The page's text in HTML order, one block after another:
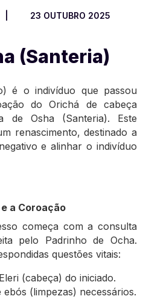
23 OUTUBRO 2025
(Santeria)
é o indivíduo que passou
do Orichá de cabeça
de Osha (Santeria). Este
renascimento, destinado a
e alinhar o indivíduo
a Coroação
começa com a consulta
pelo Padrinho de Ocha.
questões vitais:
(cabeça) do iniciado.
ebós (limpezas) necessários.